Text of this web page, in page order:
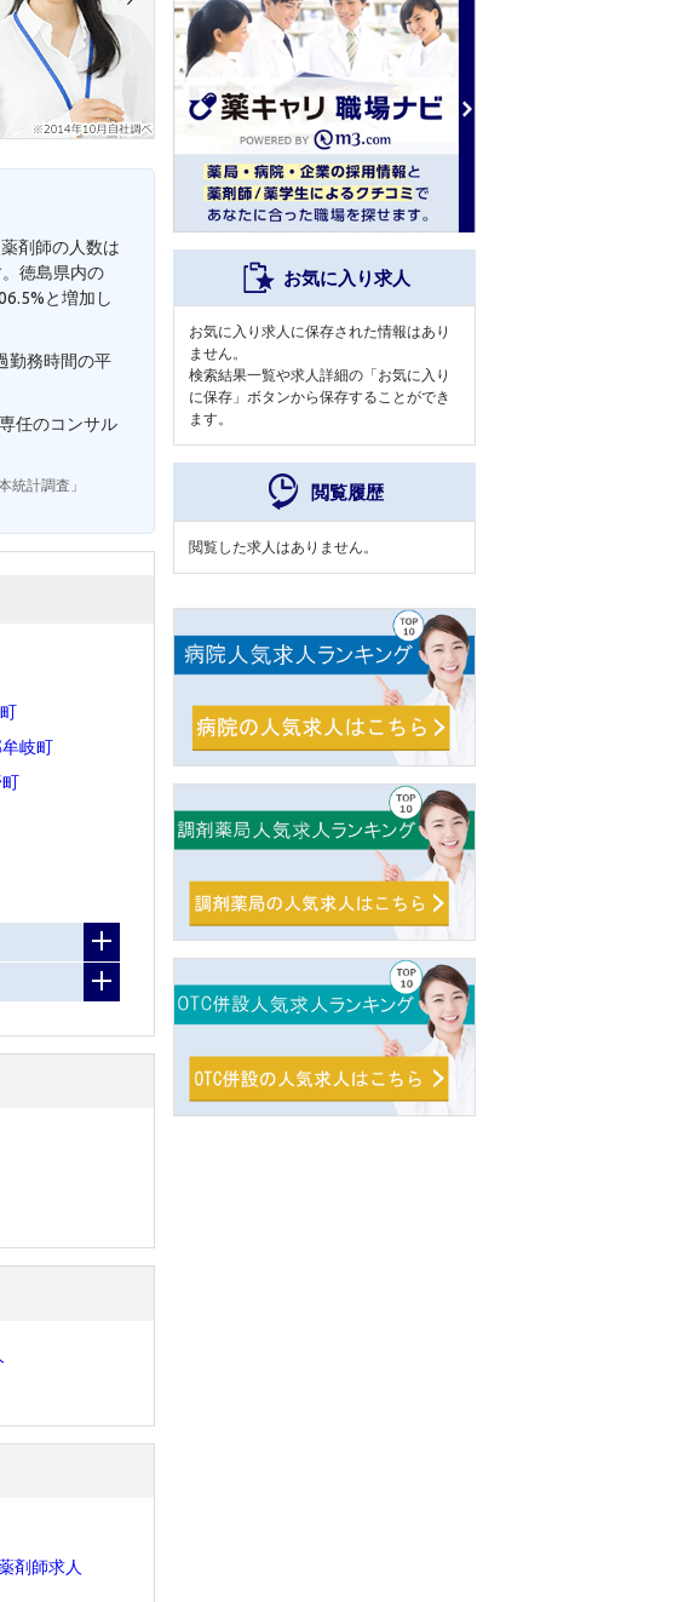
剤師の人数は
徳島県内の
と増加し
勤務時間の平
任のコンサル
統計調査」
岐町
剤師求人
お気に入り求人
お気に入り求人に保存された情報はあり
ません。
検索結果一覧や求人詳細の「お気に入り
に保存」ボタンから保存することができ
ます。
閲覧履歴
閲覧した求人はありません。